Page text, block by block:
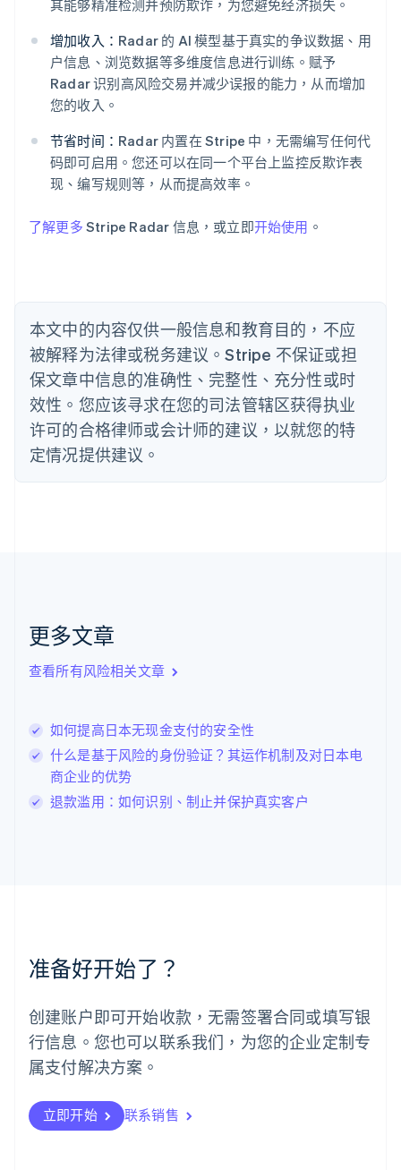
其能够精准检测并预防欺诈，为您避免经济损失。
增加收入： Radar 的 AI 模型基于真实的争议数据、用
户信息、浏览数据等多维度信息进行训练。赋予
Radar 识别高风险交易并减少误报的能力，从而增加
您的收入。
节省时间： Radar 内置在 Stripe 中，无需编写任何代
码即可启用。您还可以在同一个平台上监控反欺诈表
现、编写规则等，从而提高效率。
了解更多 Stripe Radar 信息，或立即开始使用 。
本文中的内容仅供一般信息和教育目的，不应
被解释为法律或税务建议。Stripe 不保证或担
保文章中信息的准确性、完整性、充分性或时
效性。您应该寻求在您的司法管辖区获得执业
许可的合格律师或会计师的建议，以就您的特
定情况提供建议。
更多文章
查看所有风险相关文章
如何提高日本无现金支付的安全性
什么是基于风险的身份验证？其运作机制及对日本电
商企业的优势
退款滥用：如何识别、制止并保护真实客户
准备好开始了？
创建账户即可开始收款，无需签署合同或填写银
行信息。您也可以联系我们，为您的企业定制专
属支付解决方案。
立即开始 联系销售
阿联酋
爱尔兰
English
爱沙尼亚
English
奥地利
澳大利亚
English
巴西
保加利亚
English
丹麦
English
德国
DeutschEnglish
法国
FrançaisEnglish
芬兰
EnglishSvenska
English
English
卢森堡
罗马尼亚
English
马尔他
English
葡萄牙
日本
日本語English
瑞典
SvenskaEnglish
Deutsch FrançaisItaliano English
塞浦路斯